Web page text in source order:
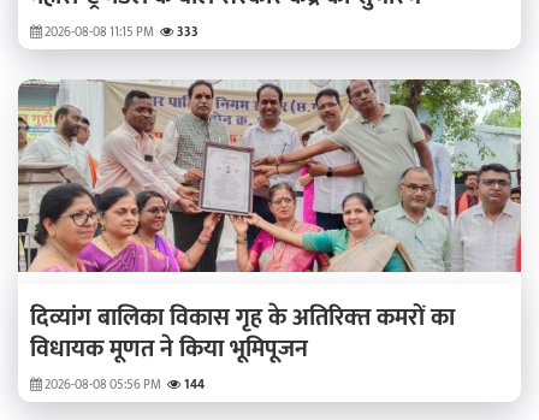
2026-08-08 11:15 PM 333
दिव्‍यांग बालिका विकास गृह के अतिरिक्‍त कमरों का
विधायक मूणत ने किया भूमिपूजन
2026-08-08 05:56 PM 144